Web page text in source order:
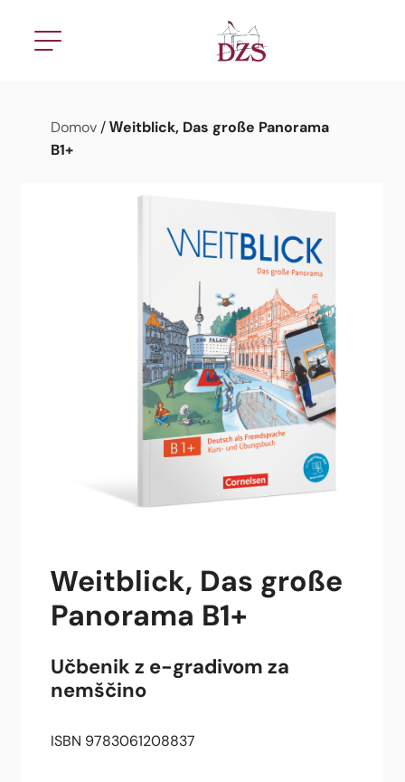
Domov / Weitblick, Das große Panorama
B1+
Weitblick, Das große
Panorama B1+
Učbenik z e-gradivom za
nemščino
ISBN 9783061208837